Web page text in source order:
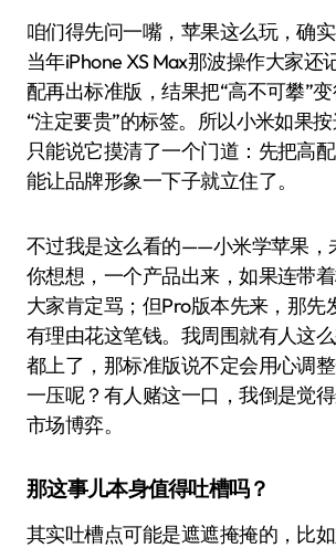
咱们得先问一嘴，苹果这么玩，确实
当年iPhone XS Max那波操作大家还
配再出标准版，结果把“高不可攀”
“注定要贵”的标签。所以小米如果
只能说它摸清了一个门道：先把高
能让品牌形象一下子就立住了。
不过我是这么看的——小米学苹果，
你想想，一个产品出来，如果连带
大家肯定骂；但Pro版本先来，那先
有理由花这笔钱。我周围就有人这
都上了，那标准版说不定会用心调
一压呢？有人赌这一口，我倒是觉
市场博弈。
那这事儿本身值得吐槽吗？
其实吐槽点可能是遮遮掩掩的，比